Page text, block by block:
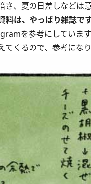
、夏の日差しなどは
は、やっぱり雑誌です
を参考にしていま
くるので、参考になり